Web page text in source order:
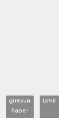
giresun
haber
izmir